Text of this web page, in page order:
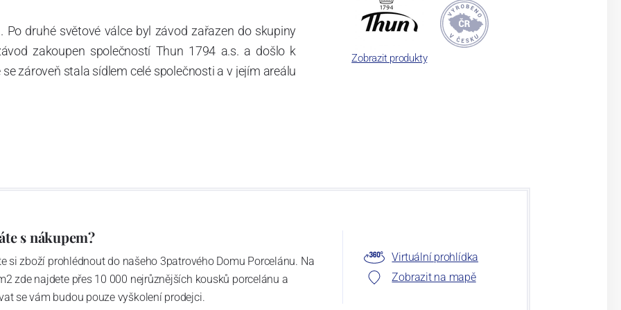
Po druhé světové válce byl závod zařazen do skupiny
zakoupen společností Thun 1794 a.s. a došlo k
zároveň stala sídlem celé společnosti a v jejím areálu
Františkem Josefem Thunem a J.N. Weberem,
Zobrazit produkty
s nákupem?
si zboží prohlédnout do našeho 3patrového Domu Porcelánu. Na
zde najdete přes 10 000 nejrůznějších kousků porcelánu a
se vám budou pouze vyškolení prodejci.
Virtuální prohlídka
Zobrazit na mapě